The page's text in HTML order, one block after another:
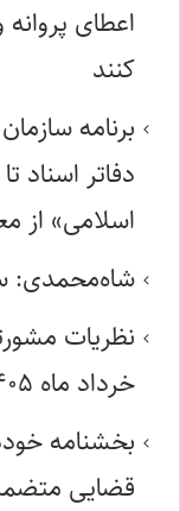
اعطای
کنند
برنامه
دفاتر اسناد
اسلامی» از
شاه‌محمدی:
نظریات
خرداد ماه ۱۴۰۵
بخشنامه
قضایی